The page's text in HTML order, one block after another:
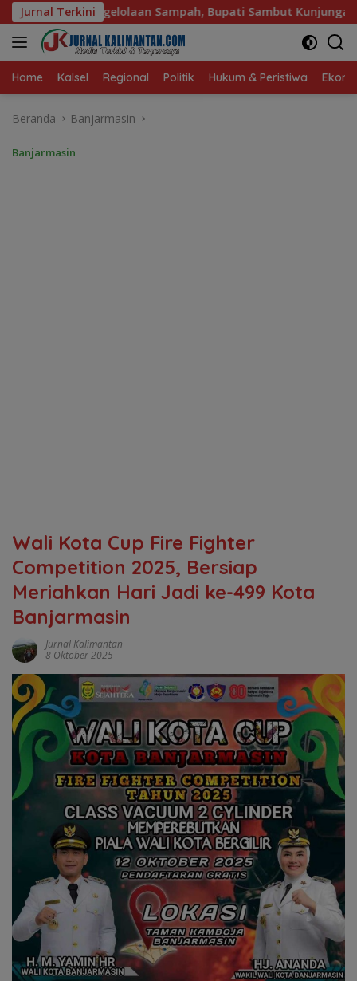
Langsung
ke
konten
Jurnal Terkini
Bupati Sambut Kunjungan Istri Menteri LH Sambut
Home Kalsel Regional Politik Hukum & Peristiwa
Beranda Banjarmasin
Banjarmasin
Wali Kota Cup Fire Fighter
Competition 2025, Bersiap
Meriahkan Hari Jadi ke-499 Kota
Banjarmasin
Jurnal Kalimantan
8 Oktober 2025